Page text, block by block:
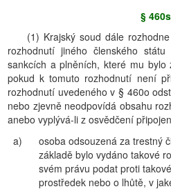
§ 460s
(1) Krajský soud dále
rozhodnutí jiného členského
sankcích a plněních, které mu
pokud k tomuto rozhodnutí není
rozhodnutí uvedeného v § 460o
nebo zjevně neodpovídá obsahu
anebo vyplývá-li z osvědčení
a)
osoba odsouzená za trestný
základě bylo vydáno takové
svém právu podat proti
prostředek nebo o lhůtě, v